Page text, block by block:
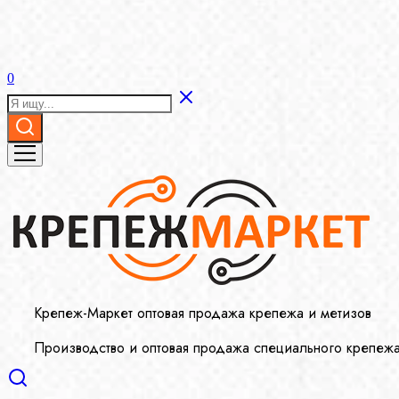
0
Крепеж-Маркет оптовая продажа крепежа и метизов
Производство и оптовая продажа специального